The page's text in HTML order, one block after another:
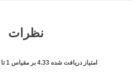
نظرات
امتیاز دریافت شده 4.33 بر مقیاس 1تا